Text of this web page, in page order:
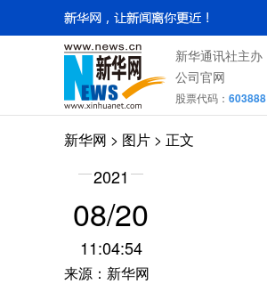
新华通讯社主办
公司官网
股票代码： 603888
新华网 > 图片 > 正文
2021
08/20
11:04:54
来源：新华网